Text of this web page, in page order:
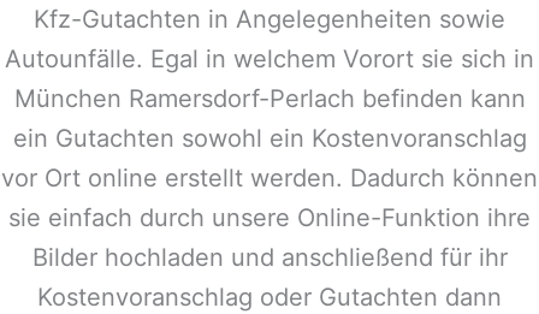
Kfz-Gutachten in Angelegenheiten sowie
Autounfälle. Egal in welchem Vorort sie sich in
München Ramersdorf-Perlach befinden kann
ein Gutachten sowohl ein Kostenvoranschlag
vor Ort online erstellt werden. Dadurch können
sie einfach durch unsere Online-Funktion ihre
Bilder hochladen und anschließend für ihr
Kostenvoranschlag oder Gutachten dann